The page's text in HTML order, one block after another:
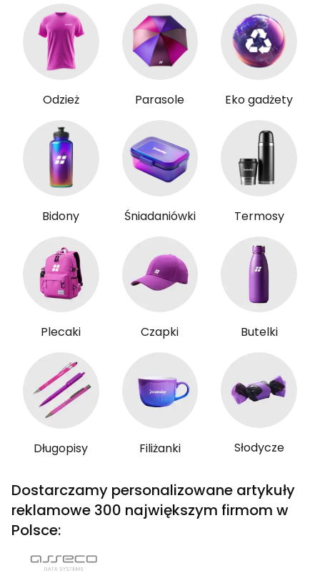
Odzież Parasole Eko gadżety
Bidony Śniadaniówki Termosy
Plecaki Czapki Butelki
Długopisy Filiżanki Słodycze
Dostarczamy personalizowane artykuły
reklamowe 300 największym firmom w
Polsce: